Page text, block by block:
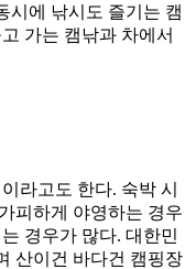
시에 낚시도 즐기는 캠
가는 캠낚과 차에서
라고도 한다. 숙박 시
피하게 야영하는 경우
경우가 많다. 대한민
산이건 바다건 캠핑장